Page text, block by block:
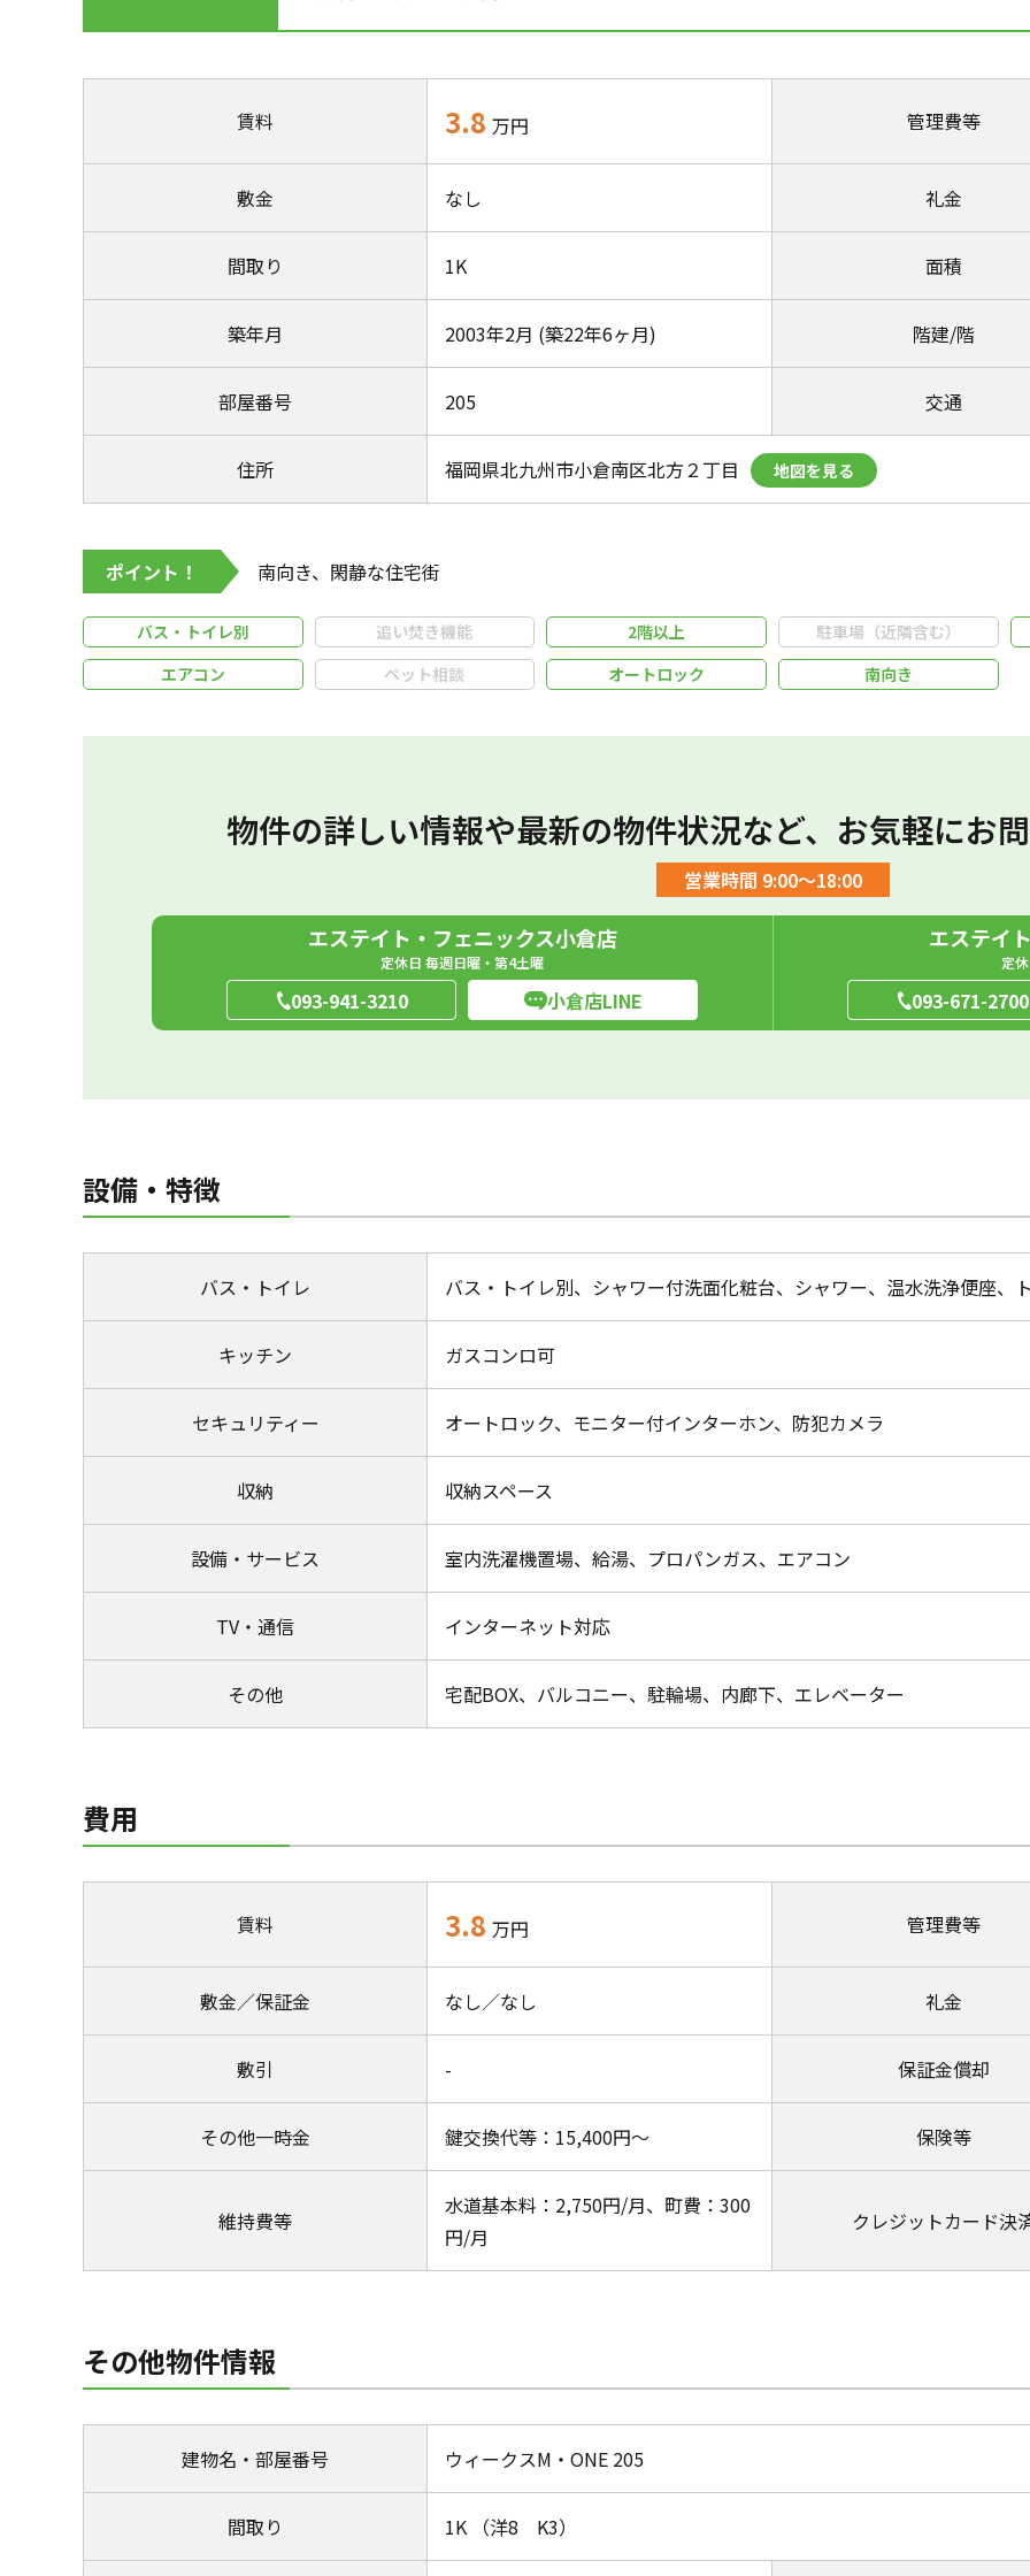
賃料 3.8 万円 管理費等
敷金 なし 礼金
間取り 1K 面積
築年月 2003年2月 (築22年6ヶ月) 階建/階
部屋番号 205 交通
住所 福岡県北九州市小倉南区北方２丁目 地図を見る
ポイント！ 南向き、閑静な住宅街
バス・トイレ別 追い焚き機能 2階以上
駐車場（近隣含む）
エアコン
ペット相談 オートロック 南向き
物件の詳しい情報や最新の物件状況など、お気軽にお
営業時間 9:00～18:00
エステイト・フェニックス小倉店
定休日 毎週日曜・第4土曜
093-941-3210 小倉店LINE
エステイ
定
093-671-2700
設備・特徴
バス・トイレ バス・トイレ別、シャワー付洗面化粧台、シャワー、温水洗浄便座、
キッチン ガスコンロ可
セキュリティー オートロック、モニター付インターホン、防犯カメラ
収納 収納スペース
設備・サービス 室内洗濯機置場、給湯、プロパンガス、エアコン
TV・通信 インターネット対応
その他 宅配BOX、バルコニー、駐輪場、内廊下、エレベーター
費用
賃料 3.8 万円 管理費等
敷金／保証金 なし／なし 礼金
敷引 - 保証金償却
その他一時金 鍵交換代等：15,400円～ 保険等
維持費等
水道基本料：2,750円/月、町費：300
円/月
クレジットカード決
その他物件情報
建物名・部屋番号 ウィークスM・ONE 205
間取り 1K （洋8 K3）